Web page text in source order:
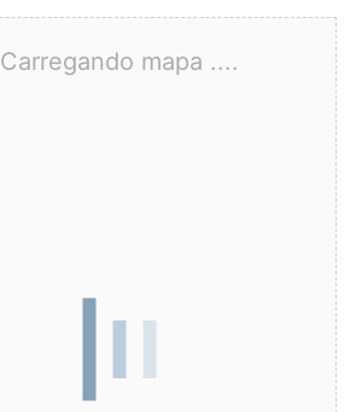
Carregando mapa ....